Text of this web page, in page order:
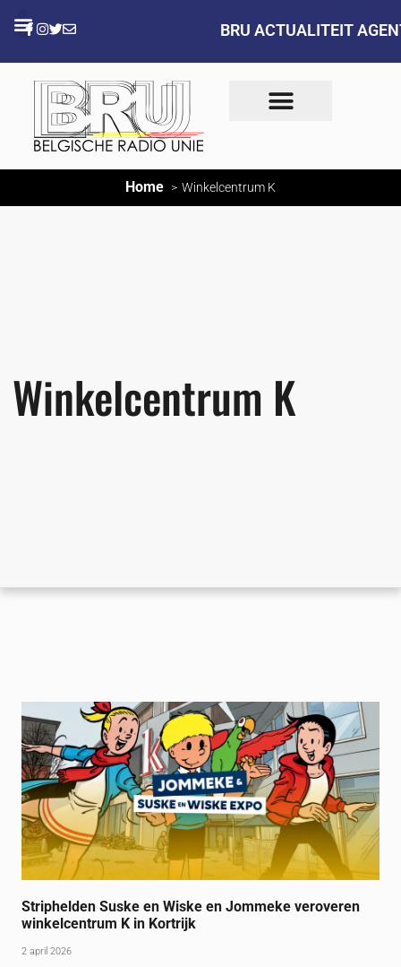
BRU ACTUALITEIT
Home Winkelcentrum K
Winkelcentrum K
Striphelden Suske en Wiske en Jommeke veroveren
winkelcentrum K in Kortrijk
2 april 2026